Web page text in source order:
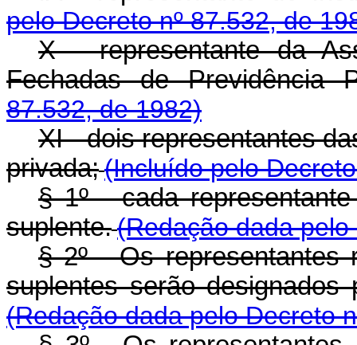
pelo Decreto nº 87.532, de
X - representante da
Fechadas de Previdência
87.532, de 1982)
XI - dois representantes
privada;(Incluído pelo
§ 1º - cada
suplente.(Redação dada
§ 2º - Os
suplentes serão
(Redação dada pelo Decreto